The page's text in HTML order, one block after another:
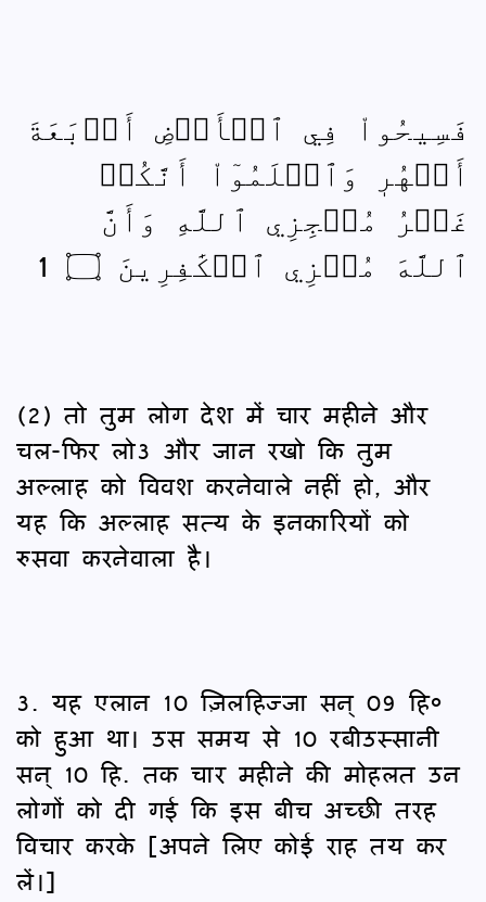
فَسِيحُواْ فِي ٱلۡأَرۡضِ أَرۡبَعَةَ
أَشۡهُرٖ وَٱعۡلَمُوٓاْ أَنَّكُمۡ
غَيۡرُ مُعۡجِزِي ٱللَّهِ وَأَنَّ
ٱللَّهَ مُخۡزِي ٱلۡكَٰفِرِينَ ۝ 1
(2) तो तुम लोग देश में चार महीने और
चल-फिर लो3 और जान रखो कि तुम
अल्लाह को विवश करनेवाले नहीं हो, और
यह कि अल्लाह सत्य के इनकारियों को
रुसवा करनेवाला है।
3. यह एलान 10 ज़िलहिज्जा सन् 09 हि०
को हुआ था। उस समय से 10 रबीउस्सानी
सन् 10 हि. तक चार महीने की मोहलत उन
लोगों को दी गई कि इस बीच अच्छी तरह
विचार करके [अपने लिए कोई राह तय कर
लें।]